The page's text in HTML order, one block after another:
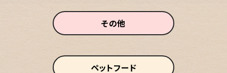
その他
ペットフード